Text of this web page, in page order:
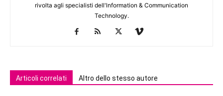
rivolta agli specialisti dell'lnformation & Communication
Technology.
Articoli correlati Altro dello stesso autore